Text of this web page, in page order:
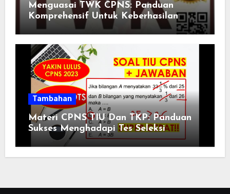
Menguasai TWK CPNS: Panduan
Komprehensif Untuk Keberhasilan
Tambahan
Materi CPNS TIU Dan TKP: Panduan
Sukses Menghadapi Tes Seleksi